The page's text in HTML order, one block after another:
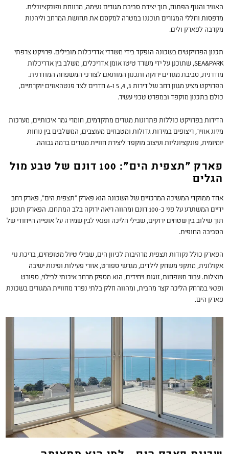
האוויר והנוף הפתוח, תוך יצירת סביבת מגורים נעימה, מרווחת ופונקציונלית.
מרפסות וחללי המגורים תוכננו במטרה למקסם את תחושת המרחב וליהנות
מקרבה לפארק ולים.
תכנון הפרויקטים בשכונה הופקד בידי משרדי אדריכלות מובילים. פרויקט צרפתי
SEA&PARK, שתוכנן על ידי משרד טיטו אומן אדריכלים, משלב בין אדריכלות
מודרנית, סביבת מגורים ירוקה ותכנון המותאם לצורכי המשפחה המודרנית.
הפרויקט מציע מגוון רחב של דירות 3, 4, 5 ו-6 חדרים לצד פנטהאוזים יוקרתיים,
כולם בתכנון מוקפד ובמפרט טכני עשיר.
הדירות בפרויקט כוללות פתרונות מגורים מתקדמים, חומרי גמר איכותיים, מערכות
מיזוג אוויר, ריצופים במידות גדולות ומטבחים מעוצבים, המשלבים בין נוחות
יומיומית, פונקציונליות ועיצוב מוקפד ליצירת חוויית מגורים ברמה גבוהה.
פארק "תצפית הים": 100 דונם של טבע מול
הגלים
אחד ממוקדי המשיכה המרכזיים של השכונה הוא פארק "תצפית הים", פארק רחב
ידיים המשתרע על פני כ-100 דונם ומהווה ריאה ירוקה בלב המתחם. הפארק תוכנן
תוך שילוב בין שטחים ירוקים, שבילי הליכה ופנאי לבין שמירה על אופייה הייחודי של
הסביבה החופית.
הפארק כולל נקודות תצפית מרהיבות לכיוון הים, שבילי טיול מטופחים, בריכת נוי
אקולוגית, מתקני משחק לילדים, מגרשי ספורט, אזורי פעילות ופינות ישיבה
מוצלות. עבור משפחות, זוגות ויחידים, הוא מספק מרחב איכותי לבילוי, ספורט
ופנאי במרחק הליכה קצר מהבית, ומהווה חלק בלתי נפרד מחוויית המגורים בשכונת
פארק הים.